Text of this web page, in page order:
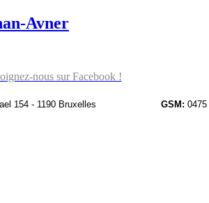
Avner
nous sur Facebook !
154 - 1190 Bruxelles GSM: